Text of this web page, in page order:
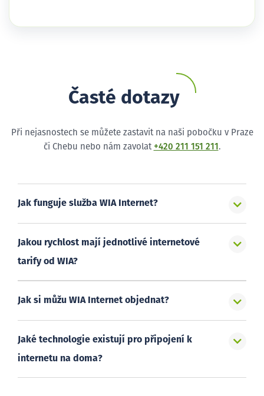
Časté dotazy
Při nejasnostech se můžete zastavit na naši pobočku v Praze
či Chebu nebo nám zavolat +420 211 151 211 .
Jak funguje služba WIA Internet?
Jakou rychlost mají jednotlivé internetové
tarify od WIA?
Jak si můžu WIA Internet objednat?
Jaké technologie existují pro připojení k
internetu na doma?